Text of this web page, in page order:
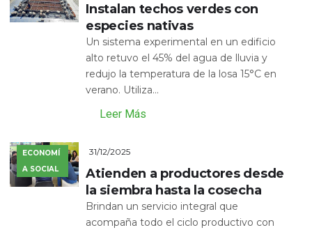
Instalan techos verdes con
especies nativas
Un sistema experimental en un edificio
alto retuvo el 45% del agua de lluvia y
redujo la temperatura de la losa 15°C en
verano. Utiliza...
Leer Más
ECONOMÍ
A SOCIAL
31/12/2025
Atienden a productores desde
la siembra hasta la cosecha
Brindan un servicio integral que
acompaña todo el ciclo productivo con